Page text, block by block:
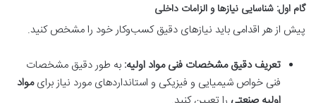
گام اول: شناسایی نیازها و الزامات داخلی
پیش از هر اقدامی باید نیازهای دقیق کسب‌وکار خود را مشخص کنید.
تعریف دقیق مشخصات فنی مواد اولیه: به طور دقیق مشخصات
فنی خواص شیمیایی و فیزیکی و استانداردهای مورد نیاز برایمواد